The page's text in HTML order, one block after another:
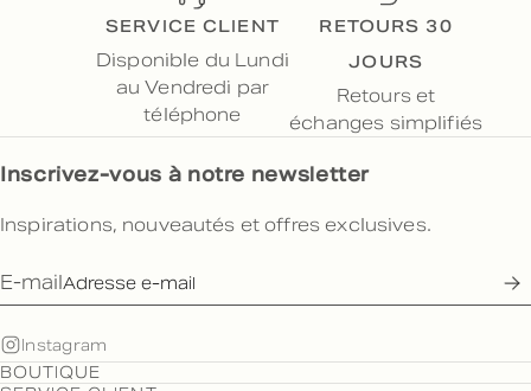
SERVICE CLIENT
Disponible du Lundi
au Vendredi par
téléphone
RETOURS 30
JOURS
Retours et
échanges simplifiés
Inscrivez-vous à notre newsletter
Inspirations, nouveautés et offres exclusives.
E-mail
Instagram
BOUTIQUE